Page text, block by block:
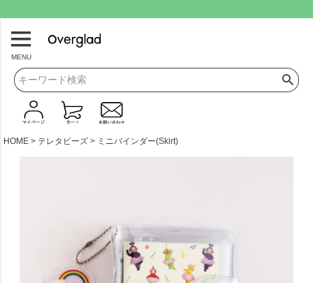
MENU
HOME テレタビーズ ミニバインダー(Skirt)